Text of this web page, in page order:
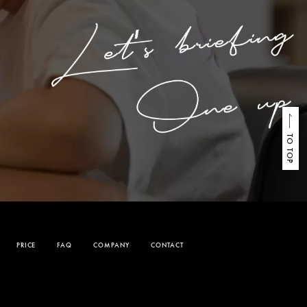
TO TOP
PRICE FAQ COMPANY CONTACT